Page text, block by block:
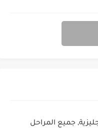
جميع المراحل